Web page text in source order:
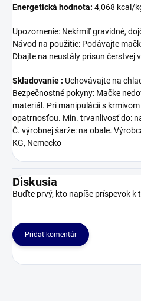
Energetická hodnota: 4,068 kcal/
Upozornenie: Nekŕmiť gravidné,
Návod na použitie: Podávajte
Dbajte na neustály prísun čerstvej
Skladovanie : Uchovávajte na
Bezpečnostné pokyny: Mačke
materiál. Pri manipulácii s
opatrnosťou. Min. trvanlivosť do:
Č. výrobnej šarže: na obale.
KG, Nemecko
Diskusia
Buďte prvý, kto napíše príspevok k
Pridať komentár